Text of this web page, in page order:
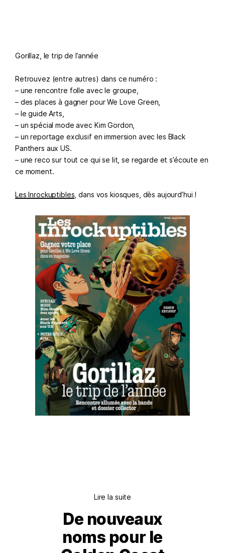
Gorillaz, le trip de l’année
Retrouvez (entre autres) dans ce numéro :
– une rencontre folle avec le groupe,
– des places à gagner pour We Love Green,
– le guide Arts,
– un spécial mode avec Kim Gordon,
– un reportage exclusif en immersion avec les Black
Panthers aux US.
– une reco sur tout ce qui se lit, se regarde et s’écoute en
ce moment.
Les Inrockuptibles , dans vos kiosques, dès aujourd’hui !
Lire la suite
De nouveaux
noms pour le